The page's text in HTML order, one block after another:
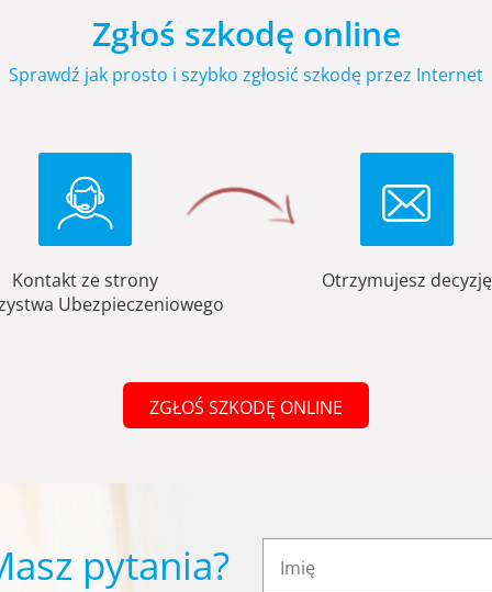
Zgłoś szkodę online
Sprawdź jak prosto i szybko zgłosić szkodę przez Internet
Kontakt ze strony
Ubezpieczeniowego
Otrzymujesz decyzję
ZGŁOŚ SZKODĘ ONLINE
pytania?